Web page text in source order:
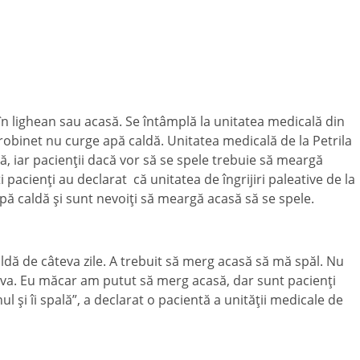
lighean sau acasă. Se întâmplă la unitatea medicală din
nu curge apă caldă. Unitatea medicală de la Petrila
iar pacienţii dacă vor să se spele trebuie să meargă
pacienţi au declarat că unitatea de îngrijiri paleative de la
caldă şi sunt nevoiţi să meargă acasă să se spele.
de câteva zile. A trebuit să merg acasă să mă spăl. Nu
Eu măcar am putut să merg acasă, dar sunt pacienţi
şi îi spală”, a declarat o pacientă a unităţii medicale de